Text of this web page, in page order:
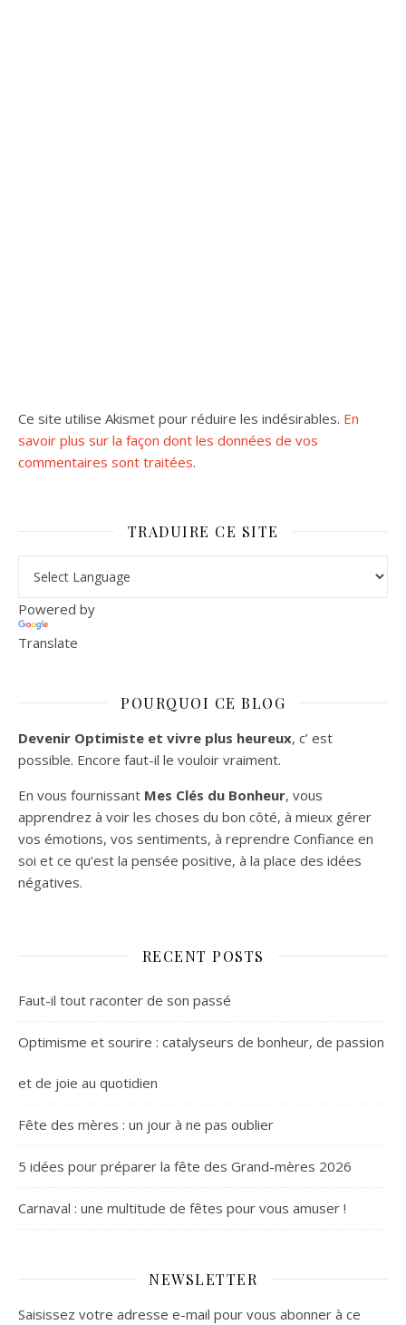
Ce site utilise Akismet pour réduire les indésirables. En
savoir plus sur la façon dont les données de vos
commentaires sont traitées.
TRADUIRE CE SITE
Powered by
Translate
POURQUOI CE BLOG
Devenir Optimiste et vivre plus heureux, c’ est
possible. Encore faut-il le vouloir vraiment.
En vous fournissant Mes Clés du Bonheur, vous
apprendrez à voir les choses du bon côté, à mieux gérer
vos émotions, vos sentiments, à reprendre Confiance en
soi et ce qu’est la pensée positive, à la place des idées
négatives.
RECENT POSTS
Faut-il tout raconter de son passé
Optimisme et sourire : catalyseurs de bonheur, de passion
et de joie au quotidien
Fête des mères : un jour à ne pas oublier
5 idées pour préparer la fête des Grand-mères 2026
Carnaval : une multitude de fêtes pour vous amuser !
NEWSLETTER
Saisissez votre adresse e-mail pour vous abonner à ce